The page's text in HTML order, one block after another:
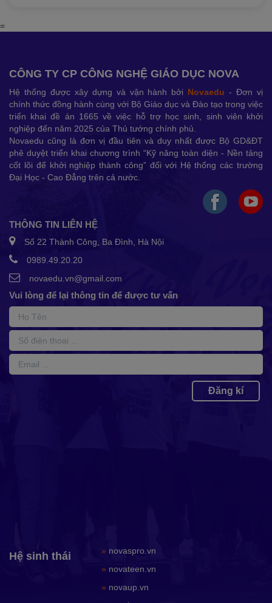
=
CÔNG TY CP CÔNG NGHỆ GIÁO DỤC NOVA
Hệ thống được xây dựng và vận hành bởi Novaedu - Đơn vị
chính thức đồng hành cùng với Bộ Giáo dục và Đào tạo trong việc
triển khai đề án 1665 về việc hỗ trợ học sinh, sinh viên khởi
nghiệp đến năm 2025 của Thủ tướng chính phủ.
Novaedu cũng là đơn vị đầu tiên và duy nhất được Bộ GD&ĐT
phê duyệt triển khai chương trình “Kỹ năng toàn diện - Nền tảng
cốt lõi để khởi nghiệp thành công” đối với Hệ thống các trường
Đại Học - Cao Đẳng trên cả nước.
THÔNG TIN LIÊN HỆ
Số 22 Thành Công, Ba Đình, Hà Nội
0989.49.20.20
novaedu.vn@gmail.com
Vui lòng để lại thông tin để được tư vấn
Đăng kí
Hệ sinh thái » novaspro.vn
» novateen.vn
» novaup.vn